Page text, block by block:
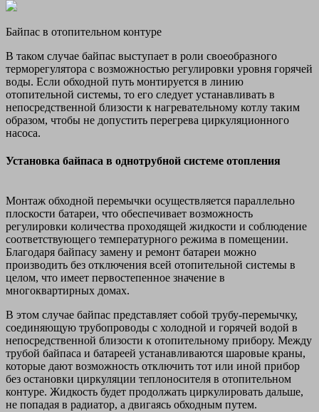
Байпас в отопительном контуре
В таком случае байпас выступает в роли своеобразного
терморегулятора с возможностью регулировки уровня горячей
воды. Если обходной путь монтируется в линию
отопительной системы, то его следует устанавливать в
непосредственной близости к нагревательному котлу таким
образом, чтобы не допустить перегрева циркуляционного
насоса.
Установка байпаса в однотрубной системе отопления
Монтаж обходной перемычки осуществляется параллельно
плоскости батареи, что обеспечивает возможность
регулировки количества проходящей жидкости и соблюдение
соответствующего температурного режима в помещении.
Благодаря байпасу замену и ремонт батареи можно
производить без отключения всей отопительной системы в
целом, что имеет первостепенное значение в
многоквартирных домах.
В этом случае байпас представляет собой трубу-перемычку,
соединяющую трубопроводы с холодной и горячей водой в
непосредственной близости к отопительному прибору. Между
трубой байпаса и батареей устанавливаются шаровые краны,
которые дают возможность отключить тот или иной прибор
без остановки циркуляции теплоносителя в отопительном
контуре. Жидкость будет продолжать циркулировать дальше,
не попадая в радиатор, а двигаясь обходным путем.